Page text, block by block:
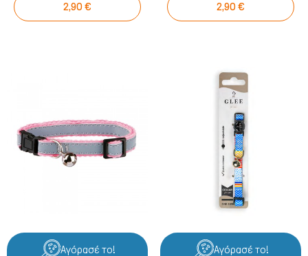
2,90 € 2,90 €
Αγόρασέ το! Αγόρασέ το!